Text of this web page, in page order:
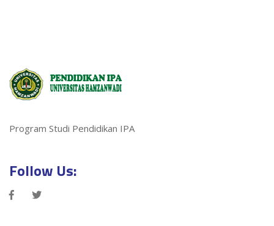
Program Studi Pendidikan IPA
Follow Us: